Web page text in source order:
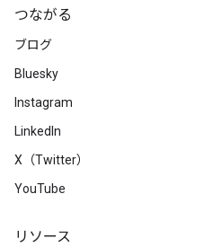
つながる
ブログ
Bluesky
Instagram
LinkedIn
X（Twitter）
YouTube
リソース